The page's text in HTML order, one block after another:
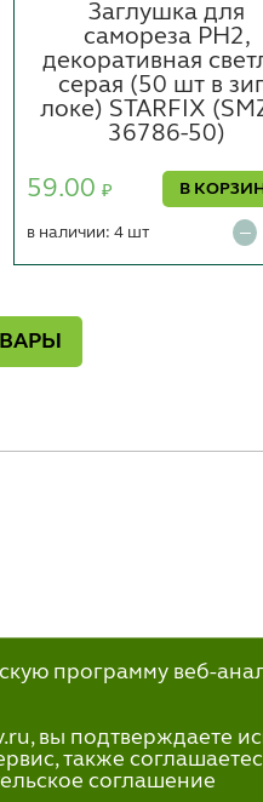
Заглушка для
самореза PH2,
декоративная
серая (50 шт в
локе) STARFIX
36786-50)
59.00 ₽ В
в наличии: 4 шт
программу веб-
вы подтверждаете
также
соглашение